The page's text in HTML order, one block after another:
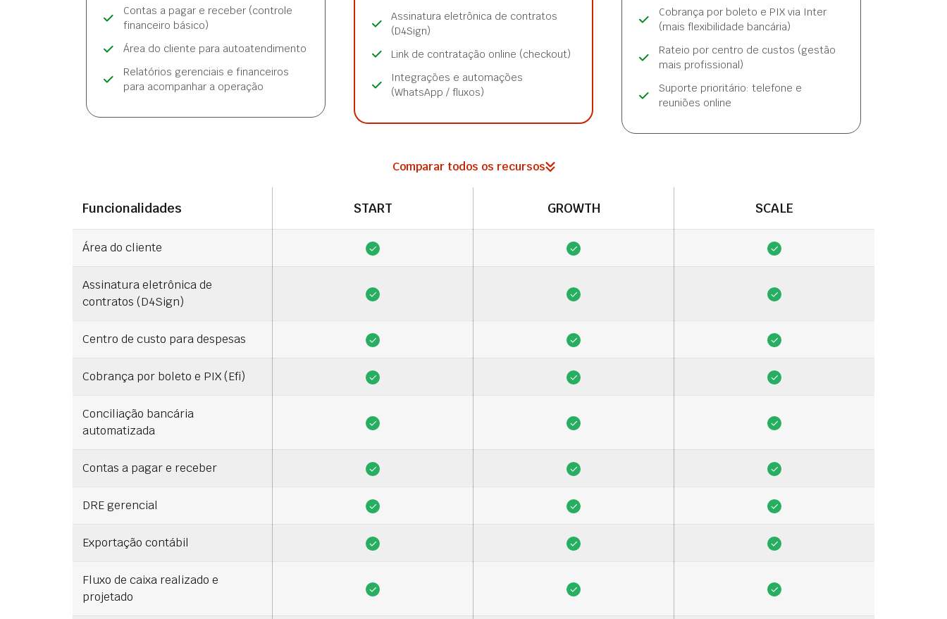
Contas a pagar e receber (controle
financeiro básico)
Área do cliente para autoatendimento
Relatórios gerenciais e financeiros
para acompanhar a operação
Assinatura eletrônica de contratos
(D4Sign)
Link de contratação online (checkout)
Integrações e automações
(WhatsApp / fluxos)
Cobrança por boleto e PIX via Inter
(mais flexibilidade bancária)
Rateio por centro de custos (gestão
mais profissional)
Suporte prioritário: telefone e
reuniões online
Comparar todos os recursos
Funcionalidades START GROWTH SCALE
Área do cliente ✓ ✓ ✓
Assinatura eletrônica de
contratos (D4Sign)
✓ ✓ ✓
Centro de custo para despesas ✓ ✓ ✓
Cobrança por boleto e PIX (Efi) ✓ ✓ ✓
Conciliação bancária
automatizada
✓ ✓ ✓
Contas a pagar e receber ✓ ✓ ✓
DRE gerencial ✓ ✓ ✓
Exportação contábil ✓ ✓ ✓
Fluxo de caixa realizado e
projetado
✓ ✓ ✓